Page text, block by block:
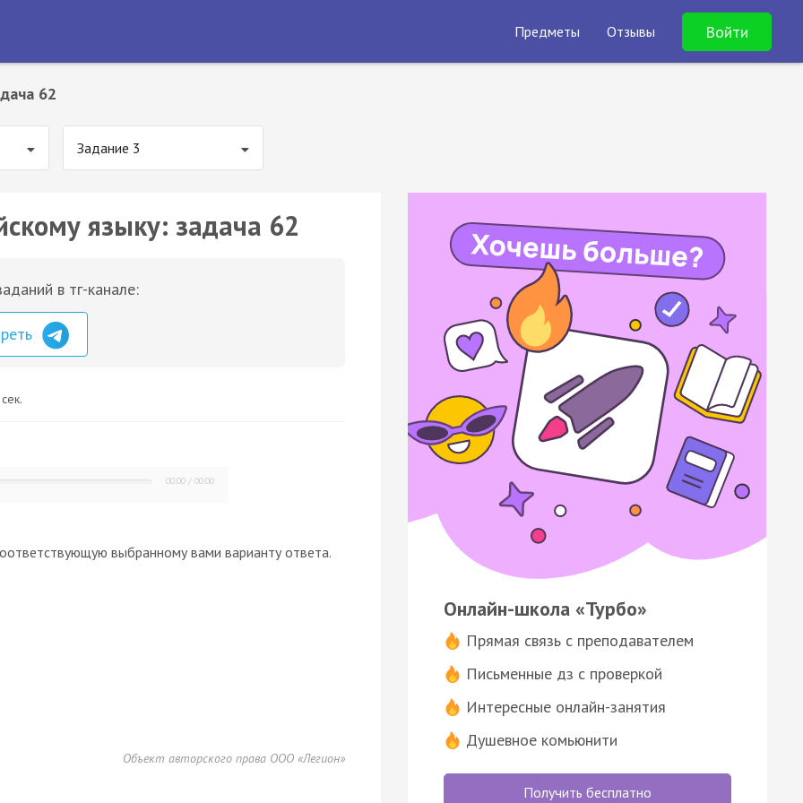
Предметы Отзывы Войти
62
Задание 3
языку: задача 62
в тг-канале:
00:00 /00:00
выбранному вами варианту ответа.
Объект авторского права ООО «Легион»
Онлайн-школа «Турбо»
Прямая связь с преподавателем
Письменные дз с проверкой
Интересные онлайн-занятия
Душевное комьюнити
Получить бесплатно